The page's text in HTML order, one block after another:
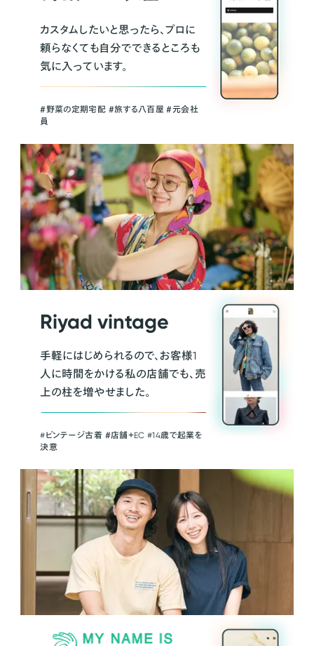
カスタムしたいと思ったら、プロに
頼らなくても自分でできるところも
気に入っています。
＃野菜の定期宅配 ＃旅する八百屋 ＃元会社
員
Riyad vintage
手軽にはじめられるので、お客様1
人に時間をかける私の店舗でも、売
上の柱を増やせました。
#ビンテージ古着 ＃店舗＋EC #14歳で起業を
決意